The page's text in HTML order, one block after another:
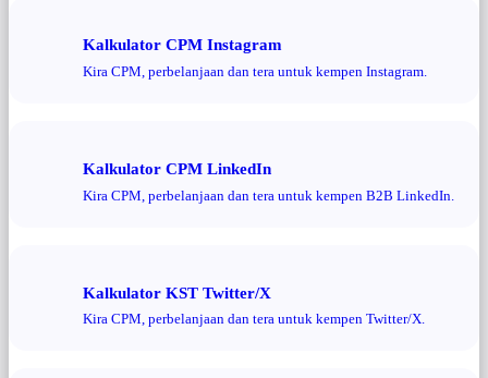
Kalkulator CPM Instagram
Kira CPM, perbelanjaan dan tera untuk kempen Instagram.
Kalkulator CPM LinkedIn
Kira CPM, perbelanjaan dan tera untuk kempen B2B LinkedIn.
Kalkulator KST Twitter/X
Kira CPM, perbelanjaan dan tera untuk kempen Twitter/X.